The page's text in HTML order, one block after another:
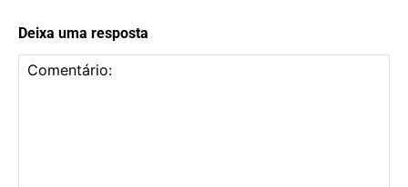
Deixa uma resposta